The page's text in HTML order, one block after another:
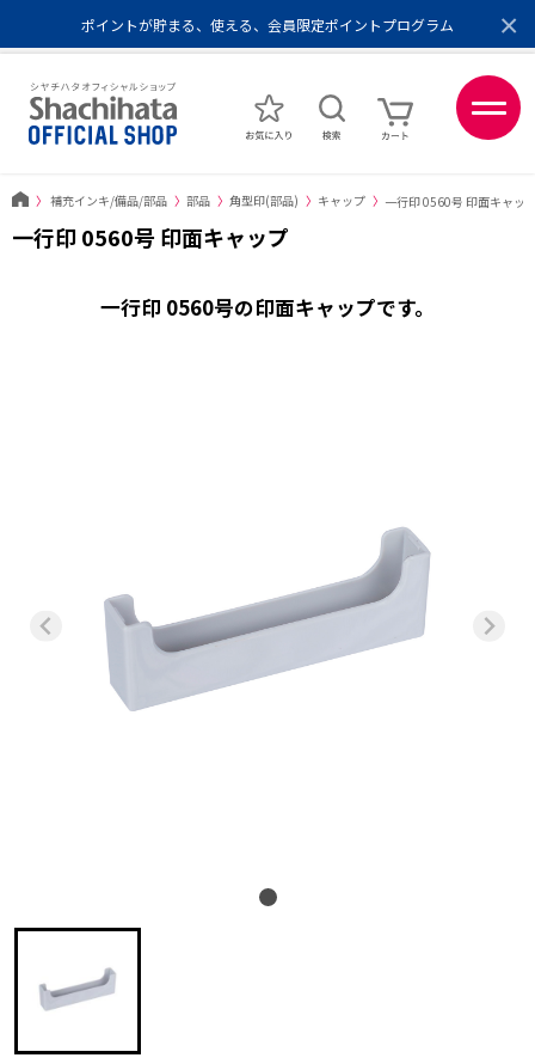
ポイントが貯まる、使える、会員限定ポイントプログラム
メール便1,500円以上 / 宅配便3,500円以上のお買い物で送料無料
あなたに最適なスタンプをシヤチハタがレコメンド
〉 補充インキ/備品/部品 〉 部品 〉 角型印(部品) 〉 キャップ 〉 一行印 0560号 印面キャッ
一行印 0560号 印面キャップ
×
一行印 0560号の印面キャップです。